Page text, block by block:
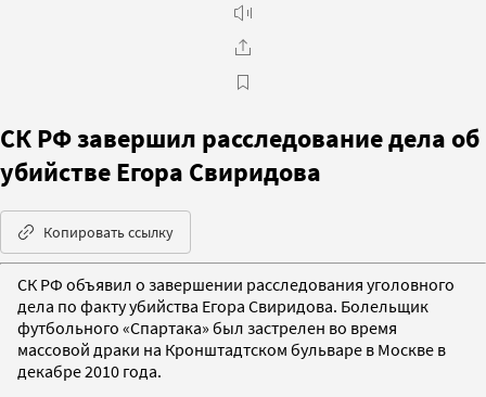
СК РФ завершил расследование дела об
убийстве Егора Свиридова
Копировать ссылку
СК РФ объявил о завершении расследования уголовного
дела по факту убийства Егора Свиридова. Болельщик
футбольного «Спартака» был застрелен во время
массовой драки на Кронштадтском бульваре в Москве в
декабре 2010 года.